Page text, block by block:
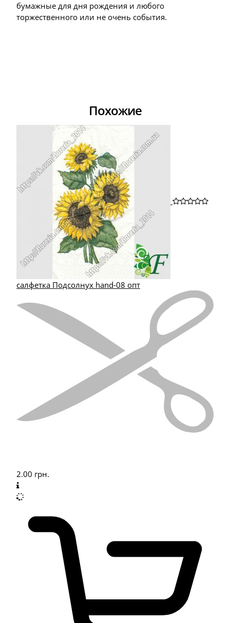
бумажные для дня рождения и любого
торжественного или не очень события.
Похожие
салфетка Подсолнух hand-08 опт
2.00 грн.